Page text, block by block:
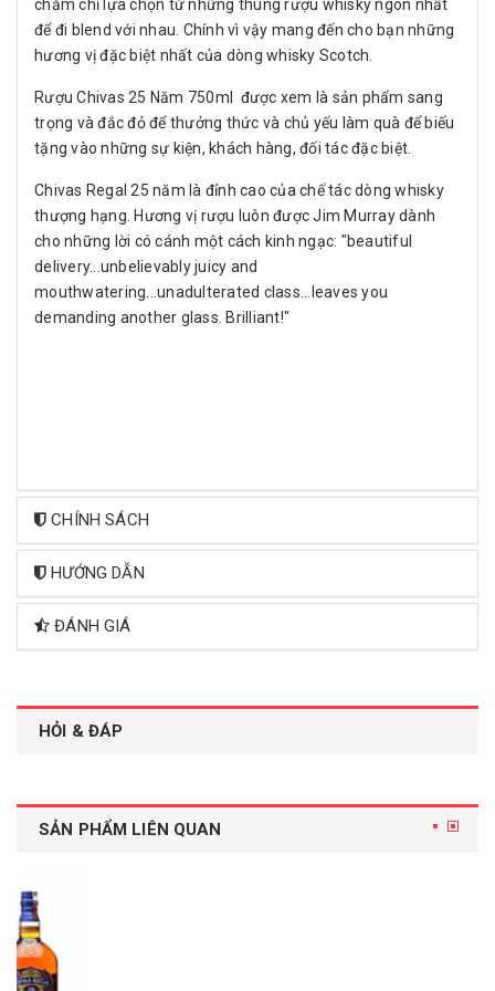
chăm chỉ lựa chọn từ những thùng rượu whisky ngon nhất
để đi blend với nhau. Chính vì vậy mang đến cho bạn những
hương vị đặc biệt nhất của dòng whisky Scotch.
Rượu Chivas 25 Năm 750ml được xem là sản phẩm sang
trọng và đắc đỏ để thưởng thức và chủ yếu làm quà để biếu
tặng vào những sự kiện, khách hàng, đối tác đặc biệt.
Chivas Regal 25 năm là đỉnh cao của chế tác dòng whisky
thượng hạng. Hương vị rượu luôn được Jim Murray dành
cho những lời có cánh một cách kinh ngạc: "beautiful
delivery...unbelievably juicy and
mouthwatering...unadulterated class...leaves you
demanding another glass. Brilliant!"
CHÍNH SÁCH
HƯỚNG DẪN
ĐÁNH GIÁ
HỎI & ĐÁP
SẢN PHẨM LIÊN QUAN